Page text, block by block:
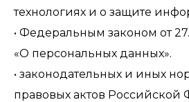
технологиях и о защите
• Федеральным законом от
«О персональных данных».
• законодательных и иных
правовых актов